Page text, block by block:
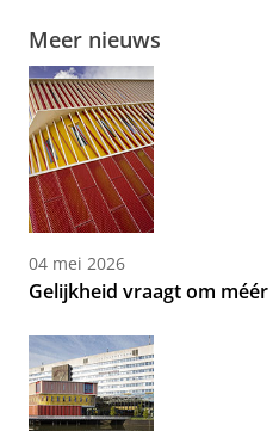
Meer nieuws
04 mei 2026
Gelijkheid vraagt om